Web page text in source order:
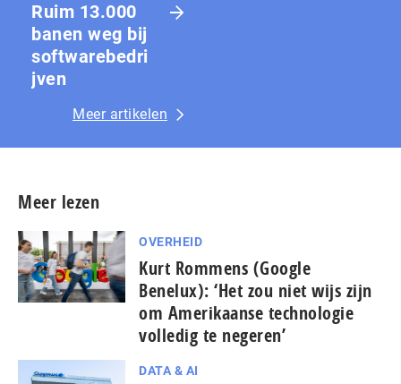
Ruim 13.000
banen weg bij
softwarebedri
jven
Meer artikelen
Meer lezen
OVERHEID
Kurt Rommens (Google
Benelux): ‘Het zou niet wijs zijn
om Amerikaanse technologie
volledig te negeren’
DATA & AI